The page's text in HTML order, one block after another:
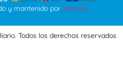
y mantenido por Xpandex
Todos los derechos reservados